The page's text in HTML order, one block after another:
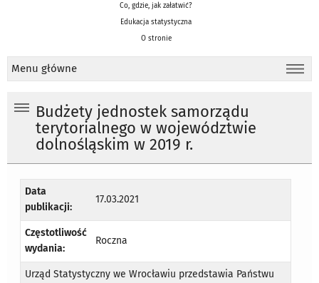
Co, gdzie, jak załatwić?
Edukacja statystyczna
O stronie
Menu główne
Budżety jednostek samorządu
terytorialnego w województwie
dolnośląskim w 2019 r.
Data
publikacji:
17.03.2021
Częstotliwość
wydania:
Roczna
Urząd Statystyczny we Wrocławiu przedstawia Państwu